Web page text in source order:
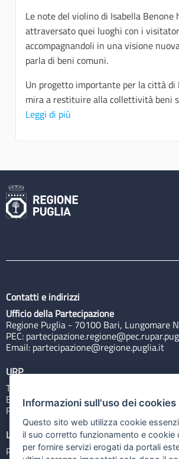
Le note del violino di Isabella Benone
attraversato quei luoghi con i
accompagnandoli in una visione
parla di beni comuni.
Un progetto importante per la città di
mira a restituire alla collettività beni
Leggi di più
Contatti e indirizzi
Ufficio della Partecipazione
Regione Puglia - 70100 Bari, Lungomare
PEC:
Email: partecipazione@regione.puglia.it
URP
Tel: 800713939
Email:quiregione@regione.puglia.it
Rubrica
Link utili
Portale Istituzionale
Informazioni sull'uso dei cookies
Questo sito web utilizza cookie
il suo corretto funzionamento e cookie
per fornire servizi erogati da portali